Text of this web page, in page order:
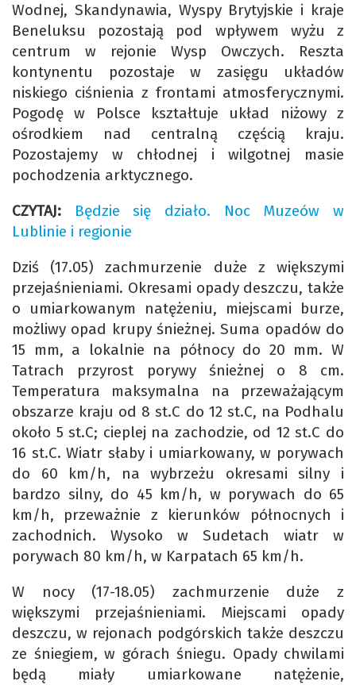
Wodnej, Skandynawia, Wyspy Brytyjskie i kraje
Beneluksu pozostają pod wpływem wyżu z
centrum w rejonie Wysp Owczych. Reszta
kontynentu pozostaje w zasięgu układów
niskiego ciśnienia z frontami atmosferycznymi.
Pogodę w Polsce kształtuje układ niżowy z
ośrodkiem nad centralną częścią kraju.
Pozostajemy w chłodnej i wilgotnej masie
pochodzenia arktycznego.
CZYTAJ:
Będzie się działo. Noc Muzeów w
Lublinie i regionie
Dziś (17.05) zachmurzenie duże z większymi
przejaśnieniami. Okresami opady deszczu, także
o umiarkowanym natężeniu, miejscami burze,
możliwy opad krupy śnieżnej. Suma opadów do
15 mm, a lokalnie na północy do 20 mm. W
Tatrach przyrost porywy śnieżnej o 8 cm.
Temperatura maksymalna na przeważającym
obszarze kraju od 8 st.C do 12 st.C, na Podhalu
około 5 st.C; cieplej na zachodzie, od 12 st.C do
16 st.C. Wiatr słaby i umiarkowany, w porywach
do 60 km/h, na wybrzeżu okresami silny i
bardzo silny, do 45 km/h, w porywach do 65
km/h, przeważnie z kierunków północnych i
zachodnich. Wysoko w Sudetach wiatr w
porywach 80 km/h, w Karpatach 65 km/h.
W nocy (17-18.05) zachmurzenie duże z
większymi przejaśnieniami. Miejscami opady
deszczu, w rejonach podgórskich także deszczu
ze śniegiem, w górach śniegu. Opady chwilami
będą miały umiarkowane natężenie,